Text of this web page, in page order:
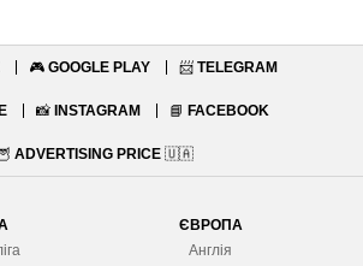
🎮 GOOGLE PLAY 📨 TELEGRAM
📸 INSTAGRAM 📘 FACEBOOK
ADVERTISING PRICE 🇺🇦
ЄВРОПА
Англія